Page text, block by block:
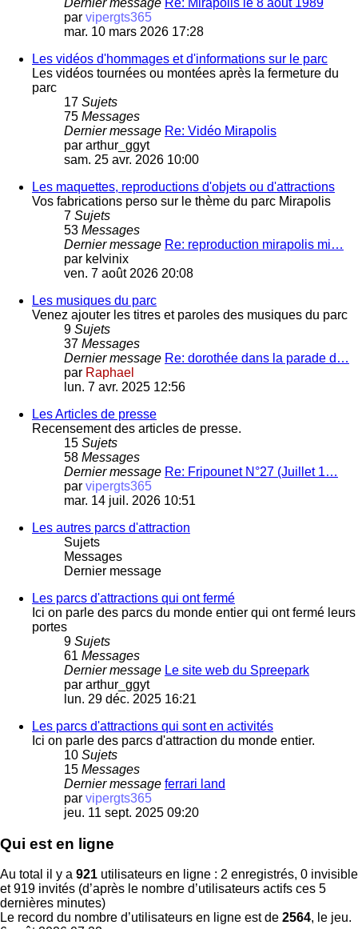
par vipergts365
mar. 10 mars 2026 17:28
Les vidéos d'hommages et d'informations sur le parc
Les vidéos tournées ou montées après la fermeture du
parc
17 Sujets
75 Messages
Dernier message Re: Vidéo Mirapolis
par arthur_ggyt
sam. 25 avr. 2026 10:00
Les maquettes, reproductions d'objets ou d'attractions
Vos fabrications perso sur le thème du parc Mirapolis
7 Sujets
53 Messages
Dernier message Re: reproduction mirapolis mi…
par kelvinix
ven. 7 août 2026 20:08
Les musiques du parc
Venez ajouter les titres et paroles des musiques du parc
9 Sujets
37 Messages
Dernier message Re: dorothée dans la parade d…
par Raphael
lun. 7 avr. 2025 12:56
Les Articles de presse
Recensement des articles de presse.
15 Sujets
58 Messages
Dernier message Re: Fripounet N°27 (Juillet 1…
par vipergts365
mar. 14 juil. 2026 10:51
Les autres parcs d'attraction
Sujets
Messages
Dernier message
Les parcs d'attractions qui ont fermé
Ici on parle des parcs du monde entier qui ont fermé leurs
portes
9 Sujets
61 Messages
Dernier message Le site web du Spreepark
par arthur_ggyt
lun. 29 déc. 2025 16:21
Les parcs d'attractions qui sont en activités
Ici on parle des parcs d'attraction du monde entier.
10 Sujets
15 Messages
Dernier message ferrari land
par vipergts365
jeu. 11 sept. 2025 09:20
Qui est en ligne
Au total il y a 921 utilisateurs en ligne : 2 enregistrés, 0 invisible
et 919 invités (d’après le nombre d’utilisateurs actifs ces 5
dernières minutes)
Le record du nombre d’utilisateurs en ligne est de 2564, le jeu.